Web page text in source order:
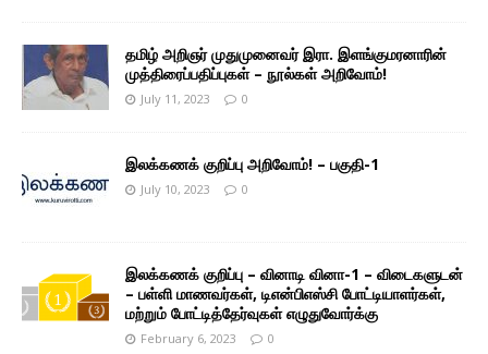
தமிழ் அறிஞர் முதுமுனைவர் இரா. இளங்குமரனாரின்
முத்திரைப்பதிப்புகள் – நூல்கள் அறிவோம்!
July 11, 2023 0
இலக்கணக் குறிப்பு அறிவோம்! – பகுதி-1
July 10, 2023 0
இலக்கணக் குறிப்பு – வினாடி வினா-1 – விடைகளுடன்
– பள்ளி மாணவர்கள், டிஎன்பிஎஸ்சி போட்டியாளர்கள்,
மற்றும் போட்டித்தேர்வுகள் எழுதுவோர்க்கு
February 6, 2023 0